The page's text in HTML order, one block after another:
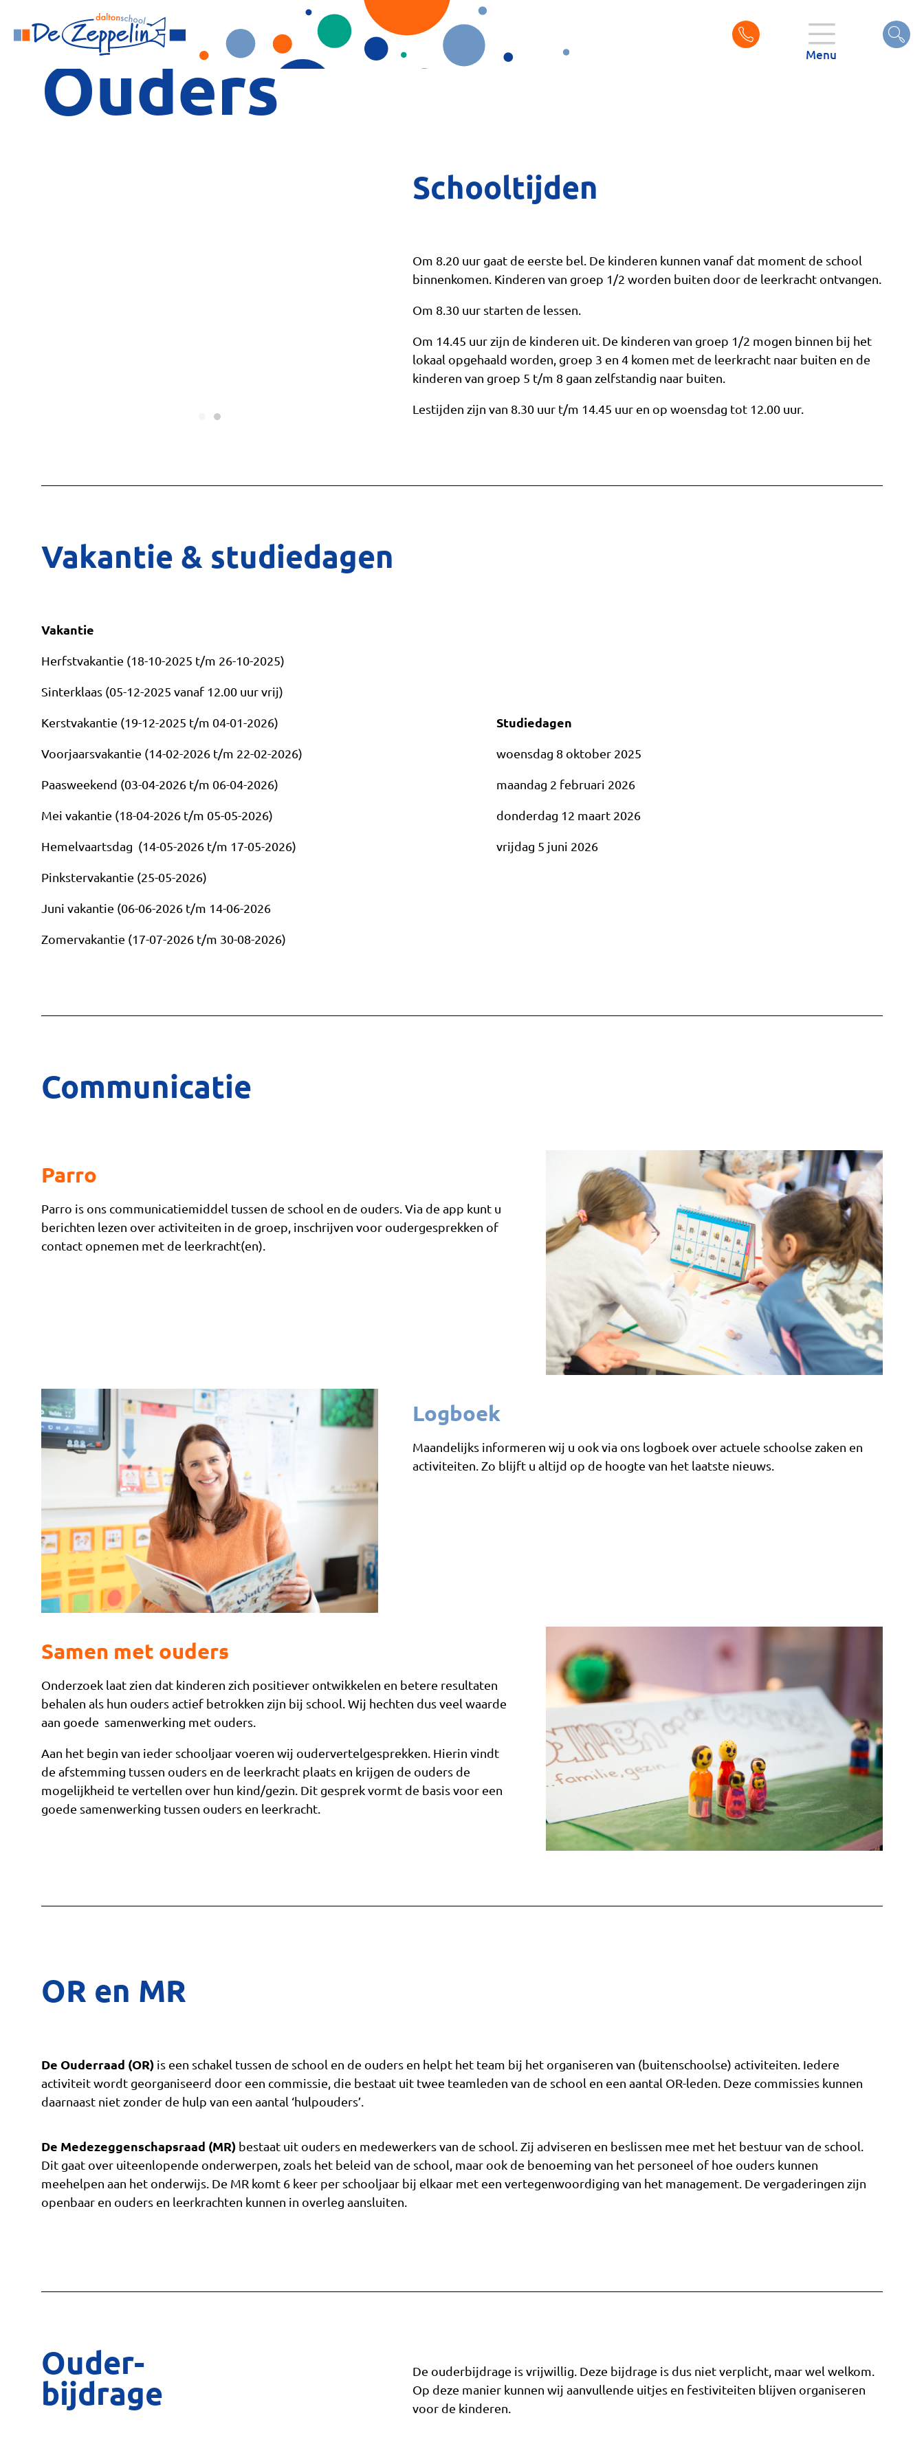
naar
Menu
Ouders
Schooltijden
Om 8.20 uur gaat de eerste bel. De kinderen kunnen vanaf dat moment de school
binnenkomen. Kinderen van groep 1/2 worden buiten door de leerkracht ontvangen.
Om 8.30 uur starten de lessen.
Om 14.45 uur zijn de kinderen uit. De kinderen van groep 1/2 mogen binnen bij het
lokaal opgehaald worden, groep 3 en 4 komen met de leerkracht naar buiten en de
kinderen van groep 5 t/m 8 gaan zelfstandig naar buiten.
Lestijden zijn van 8.30 uur t/m 14.45 uur en op woensdag tot 12.00 uur.
Vakantie & studiedagen
Vakantie
Herfstvakantie (18-10-2025 t/m 26-10-2025)
Sinterklaas (05-12-2025 vanaf 12.00 uur vrij)
Kerstvakantie (19-12-2025 t/m 04-01-2026)
Voorjaarsvakantie (14-02-2026 t/m 22-02-2026)
Paasweekend (03-04-2026 t/m 06-04-2026)
Mei vakantie (18-04-2026 t/m 05-05-2026)
Hemelvaartsdag (14-05-2026 t/m 17-05-2026)
Pinkstervakantie (25-05-2026)
Juni vakantie (06-06-2026 t/m 14-06-2026
Zomervakantie (17-07-2026 t/m 30-08-2026)
Studiedagen
woensdag 8 oktober 2025
maandag 2 februari 2026
donderdag 12 maart 2026
vrijdag 5 juni 2026
Communicatie
Parro
Parro is ons communicatiemiddel tussen de school en de ouders. Via de app kunt u
berichten lezen over activiteiten in de groep, inschrijven voor oudergesprekken of
contact opnemen met de leerkracht(en).
Logboek
Maandelijks informeren wij u ook via ons logboek over actuele schoolse zaken en
activiteiten. Zo blijft u altijd op de hoogte van het laatste nieuws.
Samen met ouders
Onderzoek laat zien dat kinderen zich positiever ontwikkelen en betere resultaten
behalen als hun ouders actief betrokken zijn bij school. Wij hechten dus veel waarde
aan goede samenwerking met ouders.
Aan het begin van ieder schooljaar voeren wij oudervertelgesprekken. Hierin vindt
de afstemming tussen ouders en de leerkracht plaats en krijgen de ouders de
mogelijkheid te vertellen over hun kind/gezin. Dit gesprek vormt de basis voor een
goede samenwerking tussen ouders en leerkracht.
OR en MR
De Ouderraad (OR) is een schakel tussen de school en de ouders en helpt het team bij het organiseren van (buitenschoolse) activiteiten. Iedere
activiteit wordt georganiseerd door een commissie, die bestaat uit twee teamleden van de school en een aantal OR-leden. Deze commissies kunnen
daarnaast niet zonder de hulp van een aantal ‘hulpouders’.
De Medezeggenschapsraad (MR) bestaat uit ouders en medewerkers van de school. Zij adviseren en beslissen mee met het bestuur van de school.
Dit gaat over uiteenlopende onderwerpen, zoals het beleid van de school, maar ook de benoeming van het personeel of hoe ouders kunnen
meehelpen aan het onderwijs. De MR komt 6 keer per schooljaar bij elkaar met een vertegenwoordiging van het management. De vergaderingen zijn
openbaar en ouders en leerkrachten kunnen in overleg aansluiten.
Ouder-
bijdrage
De ouderbijdrage is vrijwillig. Deze bijdrage is dus niet verplicht, maar wel welkom.
Op deze manier kunnen wij aanvullende uitjes en festiviteiten blijven organiseren
voor de kinderen.